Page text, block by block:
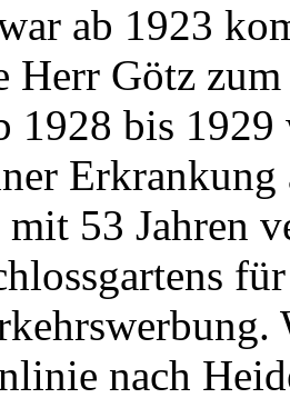
ab 1923
Herr Götz
1928 bis
Erkrankung
53 Jahren
nach